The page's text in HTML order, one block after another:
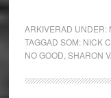
ARKIVERAD UNDER:
TAGGAD SOM: NICK
NO GOOD SHARON